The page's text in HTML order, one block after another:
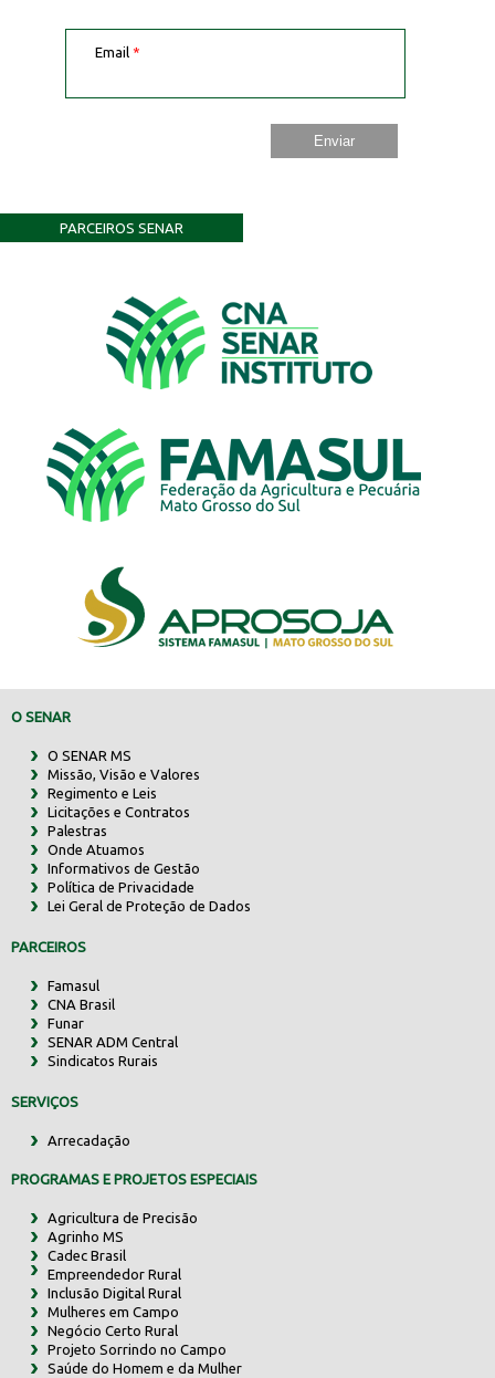
Email *
PARCEIROS SENAR
O SENAR
O SENAR MS
Missão, Visão e Valores
Regimento e Leis
Licitações e Contratos
Palestras
Onde Atuamos
Informativos de Gestão
Política de Privacidade
Lei Geral de Proteção de Dados
PARCEIROS
Famasul
CNA Brasil
Funar
SENAR ADM Central
Sindicatos Rurais
SERVIÇOS
Arrecadação
PROGRAMAS E PROJETOS ESPECIAIS
Agricultura de Precisão
Agrinho MS
Cadec Brasil
Empreendedor Rural
Inclusão Digital Rural
Mulheres em Campo
Negócio Certo Rural
Projeto Sorrindo no Campo
Saúde do Homem e da Mulher